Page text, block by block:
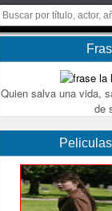
Quien salva una vida,
de